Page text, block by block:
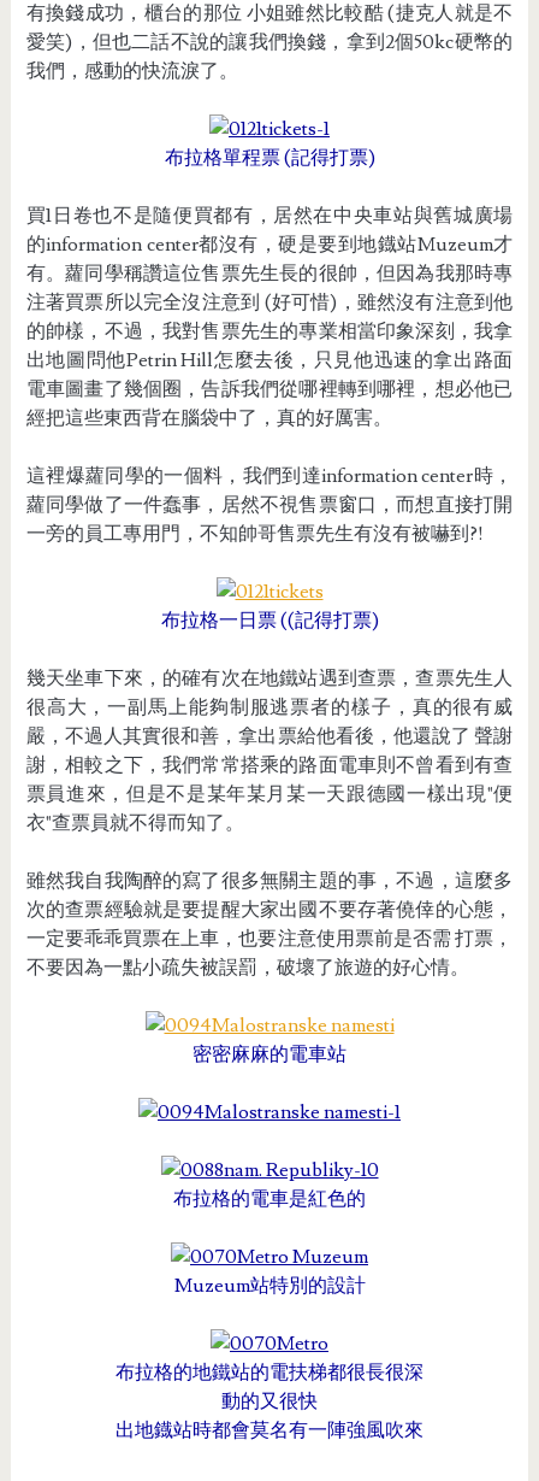
有換錢成功，櫃台的那位 小姐雖然比較酷 (捷克人就是不
愛笑)，但也二話不說的讓我們換錢，拿到2個50kc硬幣的
我們，感動的快流淚了。
布拉格單程票 (記得打票)
買1日卷也不是隨便買都有，居然在中央車站與舊城廣場
的information center都沒有，硬是要到地鐡站Muzeum才
有。蘿同學稱讚這位售票先生長的很帥，但因為我那時專
注著買票所以完全沒注意到 (好可惜)，雖然沒有注意到他
的帥樣，不過，我對售票先生的專業相當印象深刻，我拿
出地圖問他Petrin Hill怎麼去後，只見他迅速的拿出路面
電車圖畫了幾個圈，告訴我們從哪裡轉到哪裡，想必他已
經把這些東西背在腦袋中了，真的好厲害。
這裡爆蘿同學的一個料，我們到達information center時，
蘿同學做了一件蠢事，居然不視售票窗口，而想直接打開
一旁的員工專用門，不知帥哥售票先生有沒有被嚇到?!
布拉格一日票 ((記得打票)
幾天坐車下來，的確有次在地鐵站遇到查票，查票先生人
很高大，一副馬上能夠制服逃票者的樣子，真的很有威
嚴，不過人其實很和善，拿出票給他看後，他還說了 聲謝
謝，相較之下，我們常常搭乘的路面電車則不曾看到有查
票員進來，但是不是某年某月某一天跟德國一樣出現"便
衣"查票員就不得而知了。
雖然我自我陶醉的寫了很多無關主題的事，不過，這麼多
次的查票經驗就是要提醒大家出國不要存著僥倖的心態，
一定要乖乖買票在上車，也要注意使用票前是否需 打票，
不要因為一點小疏失被誤罰，破壞了旅遊的好心情。
密密麻麻的電車站
布拉格的電車是紅色的
Muzeum站特別的設計
布拉格的地鐵站的電扶梯都很長很深
動的又很快
出地鐡站時都會莫名有一陣強風吹來